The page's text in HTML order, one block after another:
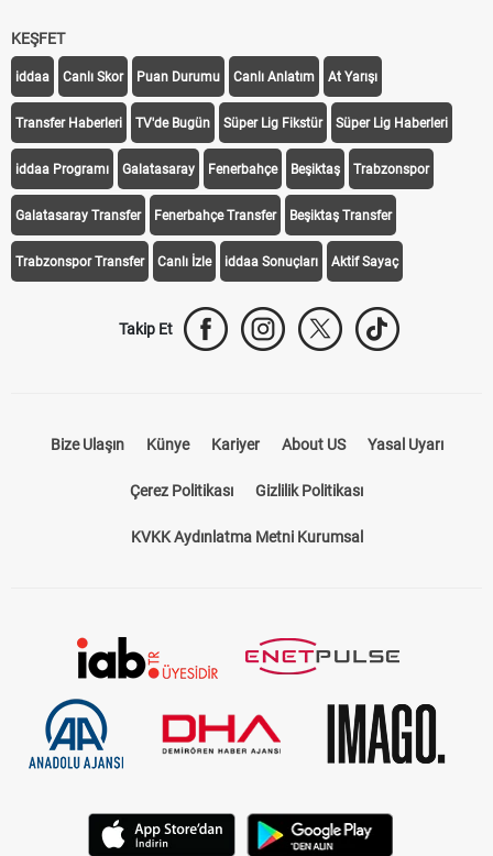
KEŞFET
iddaa Canlı Skor Puan Durumu Canlı Anlatım At Yarışı
Transfer Haberleri TV'de Bugün Süper Lig Fikstür Süper Lig Haberleri
iddaa Programı Galatasaray Fenerbahçe Beşiktaş Trabzonspor
Galatasaray Transfer Fenerbahçe Transfer Beşiktaş Transfer
Trabzonspor Transfer Canlı İzle iddaa Sonuçları Aktif Sayaç
Takip Et
Bize Ulaşın Künye Kariyer About US Yasal Uyarı
Çerez Politikası Gizlilik Politikası
KVKK Aydınlatma Metni Kurumsal